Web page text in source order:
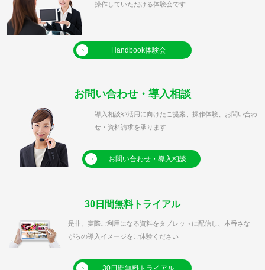
操作していただける体験会です
Handbook体験会
お問い合わせ・導入相談
導入相談や活用に向けたご提案、操作体験、お問い合わ
せ・資料請求を承ります
お問い合わせ・導入相談
30日間無料トライアル
是非、実際ご利用になる資料をタブレットに配信し、本番さな
がらの導入イメージをご体験ください
30日間無料トライアル